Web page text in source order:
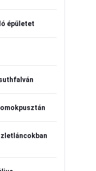
épületet